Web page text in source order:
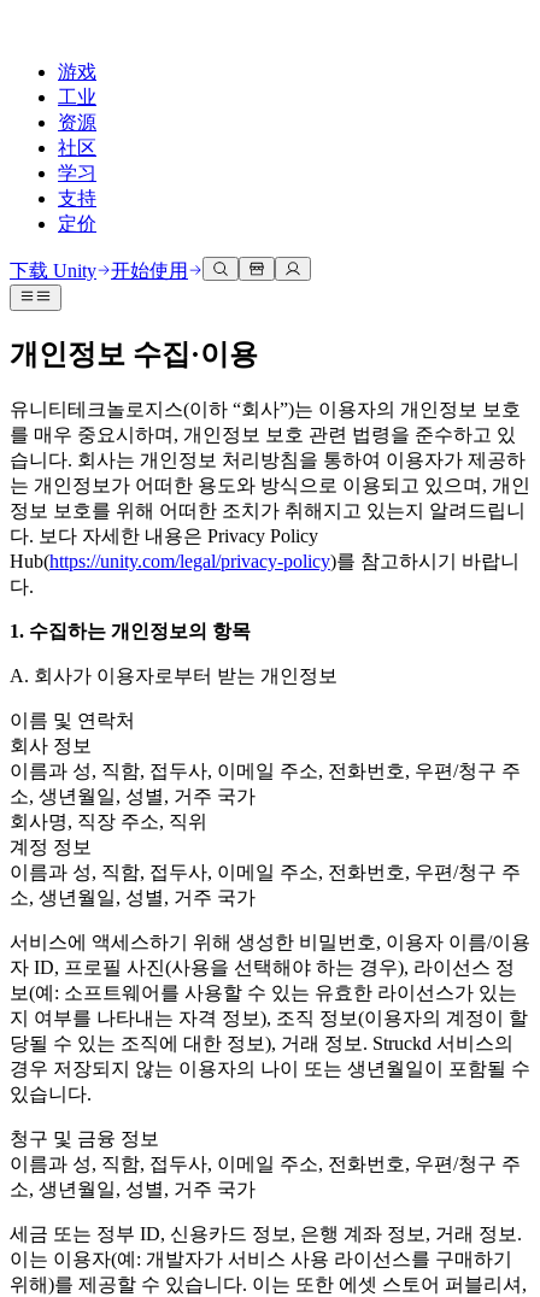
游戏
工业
资源
社区
学习
支持
定价
开发
Unity 引擎
与团队协作并快速迭代
下载 Unity
计划和定价
部署
多平台
探索 Unity 支持的超过 25 个平台
游戏上线后的数据洞察与常态化运营
用户获取
被发现并获取移动用户
应用内购
管理跨门店和D2C渠道的IAP（应用内购买）
商业化
将玩家与合适的游戏连接
通过 Unity 投放广告
通过 Unity 实现变现
使用案例
移动游戏
使用 Unity 打造移动端爆款游戏
小团队也能做出大游戏
XR 游戏
跨平台发布 XR 游戏
多人游戏
使用案例
3D协作
在沉浸式环境中培训
客户体验
创建互动3D体验
行业
制造业
实现运营卓越
将店内体验转化为在线体验
汽车
提升创新能力和车内体验
查看所有行业
技术库
文档
官方用户手册和API参考
开发者工具
发布版本和问题跟踪器
路线图
查看即将推出的功能
术语表
技术术语库
洞察
案例分析
最佳实践指南
专家提示和技巧
演示
演示、示例和构建模块
所有资源
新增功能
博客
更新、信息和技术提示
新闻
新闻、故事和新闻中心
社区中心
讨论
讨论、解决问题和连接
事件
全球和本地活动
社区故事
Made with Unity
展示Unity创作者
直播活动
Unity奖项
适合每个级别
Unity Learn
通过Unity培训师提升您的团队
Unity新手
准备开始
开始您的学习
Unity基础路径
你是Unity 新手？开始您的旅程
可操作的技巧和最佳实践
对于学生
开启您的职业生涯
对于教育者
增强您的教学
教育资助许可证
将Unity的力量带入您的机构
认证
证明您的Unity精通
支持选项
获取帮助
通过专家支持更快实现目标
常见问题解答
常见问题解答
联系我们
与我们的团队联系
下载 Unity 开始使用
개인정보 수집·이용
유니티테크놀로지스(이하 “회사”)는 이용자의 개인정보 보호
를 매우 중요시하며, 개인정보 보호 관련 법령을 준수하고 있
습니다. 회사는 개인정보 처리방침을 통하여 이용자가 제공하
는 개인정보가 어떠한 용도와 방식으로 이용되고 있으며, 개인
정보 보호를 위해 어떠한 조치가 취해지고 있는지 알려드립니
다. 보다 자세한 내용은 Privacy Policy
Hub(https://unity.com/legal/privacy-policy)를 참고하시기 바랍니
다.
1. 수집하는 개인정보의 항목
A. 회사가 이용자로부터 받는 개인정보
이름 및 연락처
회사 정보
이름과 성, 직함, 접두사, 이메일 주소, 전화번호, 우편/청구 주
소, 생년월일, 성별, 거주 국가
회사명, 직장 주소, 직위
계정 정보
이름과 성, 직함, 접두사, 이메일 주소, 전화번호, 우편/청구 주
소, 생년월일, 성별, 거주 국가
서비스에 액세스하기 위해 생성한 비밀번호, 이용자 이름/이용
자 ID, 프로필 사진(사용을 선택해야 하는 경우), 라이선스 정
보(예: 소프트웨어를 사용할 수 있는 유효한 라이선스가 있는
지 여부를 나타내는 자격 정보), 조직 정보(이용자의 계정이 할
당될 수 있는 조직에 대한 정보), 거래 정보. Struckd 서비스의
경우 저장되지 않는 이용자의 나이 또는 생년월일이 포함될 수
있습니다.
청구 및 금융 정보
이름과 성, 직함, 접두사, 이메일 주소, 전화번호, 우편/청구 주
소, 생년월일, 성별, 거주 국가
세금 또는 정부 ID, 신용카드 정보, 은행 계좌 정보, 거래 정보.
이는 이용자(예: 개발자가 서비스 사용 라이선스를 구매하기
위해)를 제공할 수 있습니다. 이는 또한 에셋 스토어 퍼블리셔,